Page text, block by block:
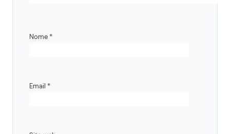
Nome *
Email *